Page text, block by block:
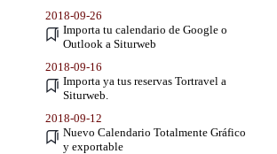
2018-09-26
Importa tu calendario de Google o
Outlook a Siturweb
2018-09-16
Importa ya tus reservas Tortravel a
Siturweb.
2018-09-12
Nuevo Calendario Totalmente Gráfico
y exportable